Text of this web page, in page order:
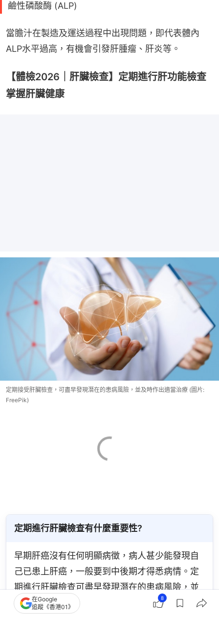
鹼性磷酸酶 (ALP)
當膽汁在製造及運送過程中出現問題，即代表體內
ALP水平過高，有機會引發肝腫瘤、肝炎等。
【體檢2026｜肝臟檢查】定期進行肝功能檢查
掌握肝臟健康
定期接受肝臟檢查，可盡早發現潛在的患病風險，並及時作出適當治療 (圖片:
FreePik)
定期進行肝臟檢查有什麼重要性?
早期肝癌沒有任何明顯病徵，病人甚少能發現自
己已患上肝癌，一般要到中後期才得悉病情。定
期進行肝臟檢查可盡早發現潛在的患病風險，並
及時作出適當治療，提高治癒率。
在Google
追蹤《香港01》
8